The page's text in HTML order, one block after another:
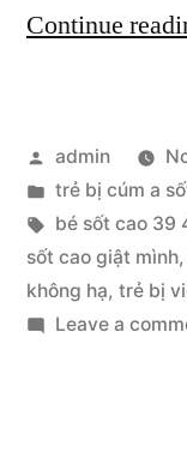
Continue
Posted
by
admin
Posted
in
trẻ bị cúm a
Tags:
bé sốt cao 39
sốt cao giật mình,
không hạ, trẻ bị
Leave a